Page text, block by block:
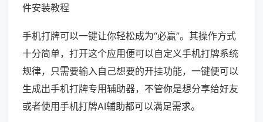
件安装教程
手机打牌可以一键让你轻松成为“必赢”。其操作方式
十分简单，打开这个应用便可以自定义手机打牌系统
规律，只需要输入自己想要的开挂功能，一键便可以
生成出手机打牌专用辅助器，不管你是想分享给好友
或者使用手机打牌AI辅助都可以满足需求。